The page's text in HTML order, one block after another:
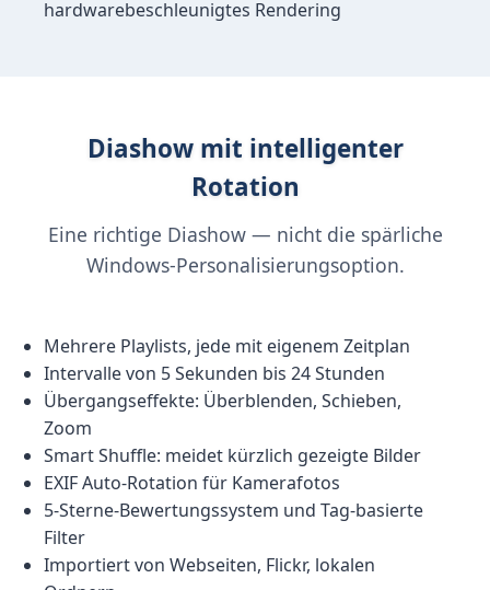
hardwarebeschleunigtes Rendering
Diashow mit intelligenter
Rotation
Eine richtige Diashow — nicht die spärliche
Windows-Personalisierungsoption.
Mehrere Playlists, jede mit eigenem Zeitplan
Intervalle von 5 Sekunden bis 24 Stunden
Übergangseffekte: Überblenden, Schieben,
Zoom
Smart Shuffle: meidet kürzlich gezeigte Bilder
EXIF Auto-Rotation für Kamerafotos
5-Sterne-Bewertungssystem und Tag-basierte
Filter
Importiert von Webseiten, Flickr, lokalen